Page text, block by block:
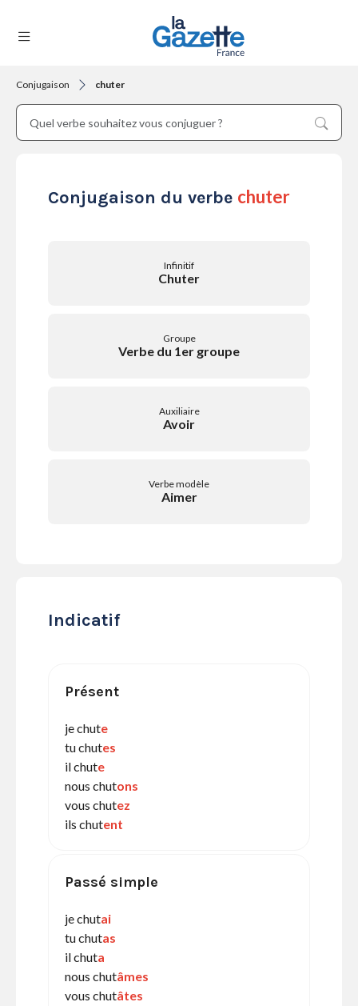
THÉMATIQUES
Conjugaison chuter
Conjugaison du verbe chuter
Infinitif
Chuter
Groupe
Verbe du 1er groupe
Auxiliaire
Avoir
Verbe modèle
Aimer
Indicatif
Présent
je chute
tu chutes
il chute
nous chutons
vous chutez
ils chutent
Passé simple
je chutai
tu chutas
il chuta
nous chutâmes
vous chutâtes